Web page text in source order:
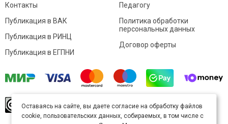
Контакты
Педагогу
Публикация в ВАК
Публикация в РИНЦ
Публикация в ЕГПНИ
Политика обработки
персональных данных
Договор оферты
произведение доступно полицензии Creative
Commons «Attribution» («Атрибуция») 4.0
Оставаясь на сайте, вы даете согласие на обработку файлов
cookie, пользовательских данных, собираемых, в том числе с